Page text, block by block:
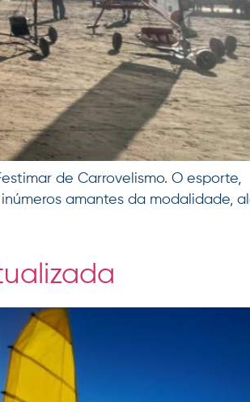
de Carrovelismo. O esporte,
amantes da modalidade,